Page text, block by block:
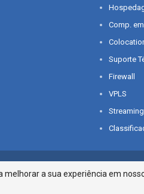
Comp.
Suporte
Firewall
VPLS
Streaming
Todos os direitos reservados.
melhorar a sua experiência em